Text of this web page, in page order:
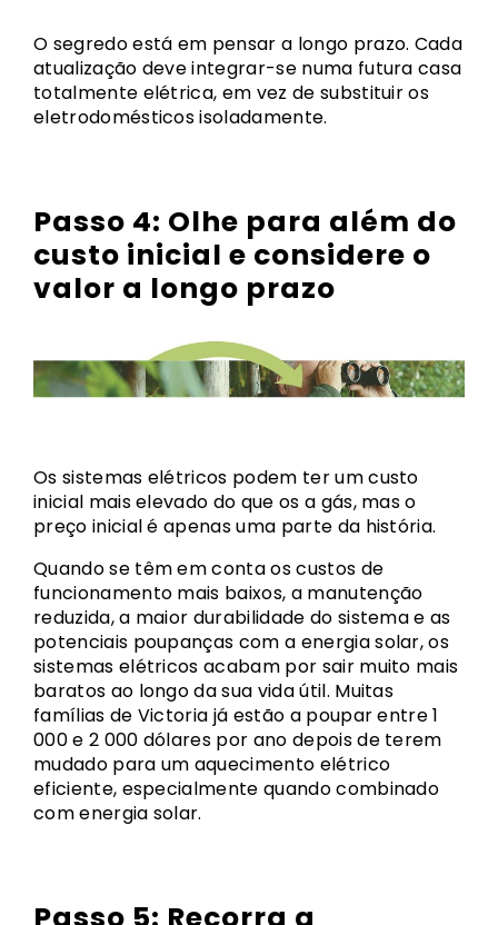
O segredo está em pensar a longo prazo. Cada
atualização deve integrar-se numa futura casa
totalmente elétrica, em vez de substituir os
eletrodomésticos isoladamente.
Passo 4: Olhe para além do
custo inicial e considere o
valor a longo prazo
Os sistemas elétricos podem ter um custo
inicial mais elevado do que os a gás, mas o
preço inicial é apenas uma parte da história.
Quando se têm em conta os custos de
funcionamento mais baixos, a manutenção
reduzida, a maior durabilidade do sistema e as
potenciais poupanças com a energia solar, os
sistemas elétricos acabam por sair muito mais
baratos ao longo da sua vida útil. Muitas
famílias de Victoria já estão a poupar entre 1
000 e 2 000 dólares por ano depois de terem
mudado para um aquecimento elétrico
eficiente, especialmente quando combinado
com energia solar.